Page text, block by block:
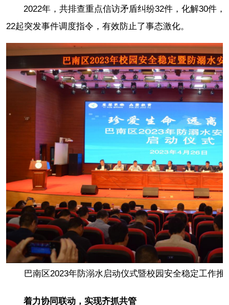
2022年，共排查重点信访矛盾纠纷32件，化解30件
22起突发事件调度指令，有效防止了事态激化。
巴南区2023年防溺水启动仪式暨校园安全稳定工作
着力协同联动，实现齐抓共管